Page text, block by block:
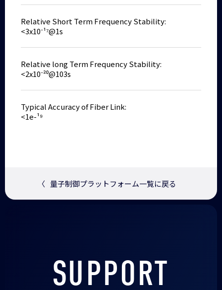
Relative Short Term Frequency Stability:
<3x10⁻¹⁷@1s
Relative long Term Frequency Stability:
<2x10⁻²⁰@103s
Typical Accuracy of Fiber Link:
<1e-¹⁹
〈 量子制御プラットフォーム一覧に戻る
SUPPORT